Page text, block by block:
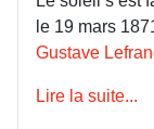
le 19 mars
Gustave
Lire la suite...